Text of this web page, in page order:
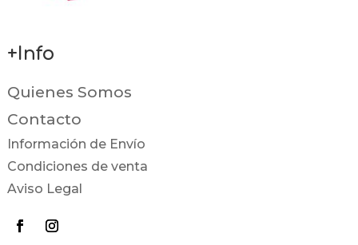
+Info
Quienes Somos
Contacto
Información de Envío
Condiciones de venta
Aviso Legal